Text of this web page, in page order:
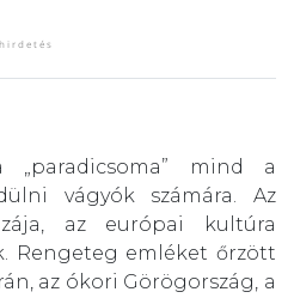
„paradicsoma” mind a
vágyók számára. Az
az európai kultúra
Rengeteg emléket őrzött
az ókori Görögország, a